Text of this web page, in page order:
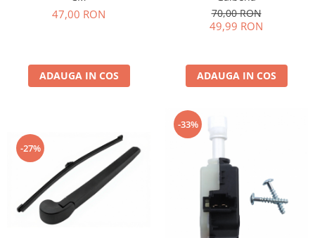
47,00 RON
ADAUGA IN COS
70,00 RON
49,99 RON
ADAUGA IN COS
-27%
-33%